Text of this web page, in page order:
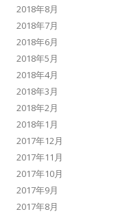
2018年8月
2018年7月
2018年6月
2018年5月
2018年4月
2018年3月
2018年2月
2018年1月
2017年12月
2017年11月
2017年10月
2017年9月
2017年8月